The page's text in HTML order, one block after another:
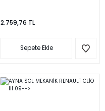
2.759,76 TL
Sepete Ekle